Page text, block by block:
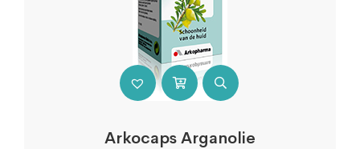
Arkocaps Arganolie